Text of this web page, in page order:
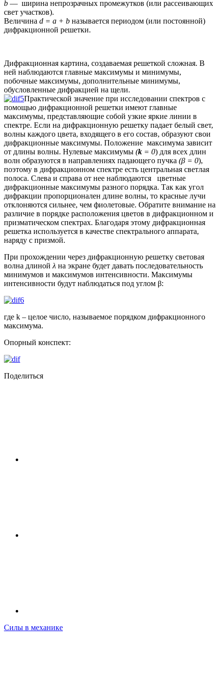
b — ширина непрозрачных промежутков (или рассеивающих
свет участков).
Величина d = a + b называется периодом (или постоянной)
дифракционной решетки.
Дифракционная картина, создаваемая решеткой сложная. В
ней наблюдаются главные максимумы и минимумы,
побочные максимумы, дополнительные минимумы,
обусловленные дифракцией на щели.
Практической значение при исследовании спектров с
помощью дифракционной решетки имеют главные
максимумы, представляющие собой узкие яркие линии в
спектре. Если на дифракционную решетку падает белый свет,
волны каждого цвета, входящего в его состав, образуют свои
дифракционные максимумы. Положение максимума зависит
от длины волны. Нулевые максимумы (k = 0) для всех длин
волн образуются в направлениях падающего пучка (β = 0),
поэтому в дифракционном спектре есть центральная светлая
полоса. Слева и справа от нее наблюдаются цветные
дифракционные максимумы разного порядка. Так как угол
дифракции пропорционален длине волны, то красные лучи
отклоняются сильнее, чем фиолетовые. Обратите внимание на
различие в порядке расположения цветов в дифракционном и
призматическом спектрах. Благодаря этому дифракционная
решетка используется в качестве спектрального аппарата,
наряду с призмой.
При прохождении через дифракционную решетку световая
волна длиной λ на экране будет давать последовательность
минимумов и максимумов интенсивности. Максимумы
интенсивности будут наблюдаться под углом β:
где k – целое число, называемое порядком дифракционного
максимума.
Опорный конспект:
Поделиться
Силы в механике